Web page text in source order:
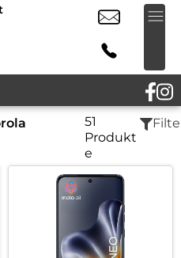
51
Produkt
e